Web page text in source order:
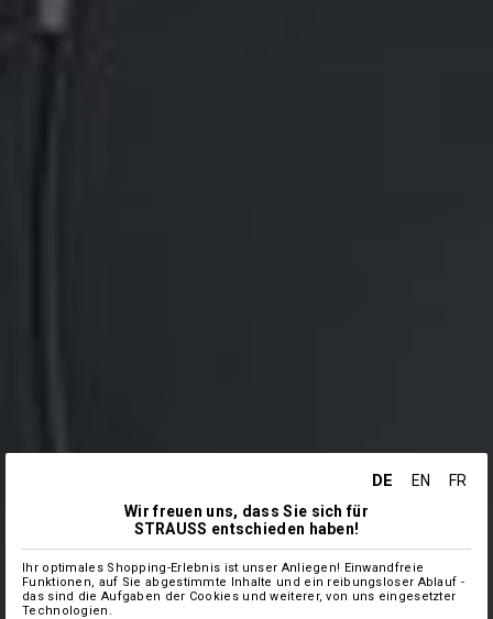
DE EN
FR
Wir freuen uns, dass Sie sich für
STRAUSS entschieden haben!
Ihr optimales Shopping-Erlebnis ist unser Anliegen! Einwandfreie
Funktionen, auf Sie abgestimmte Inhalte und ein reibungsloser Ablauf -
das sind die Aufgaben der Cookies und weiterer, von uns eingesetzter
Technologien.